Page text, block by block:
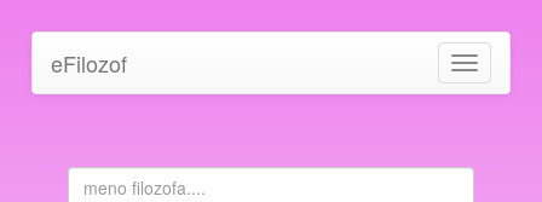
Toggle
navigation
eFilozof